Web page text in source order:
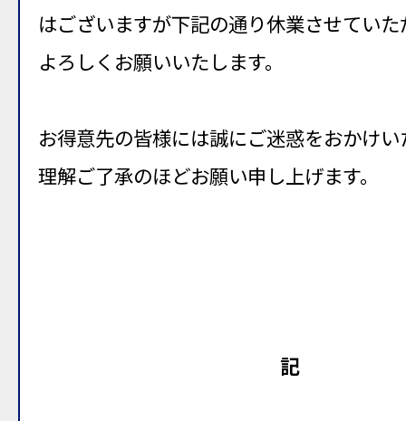
はございますが下記の通り休業させてい
よろしくお願いいたします。
お得意先の皆様には誠にご迷惑をおかけ
理解ご了承のほどお願い申し上げます。
記